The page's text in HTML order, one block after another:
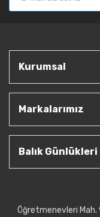
Kurumsal
Markalarımız
Balık Günlükleri
Öğretmenevleri Mah.